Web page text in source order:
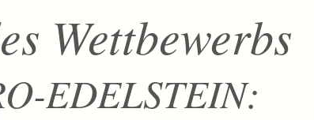
Wettbewerbs
EDELSTEIN: